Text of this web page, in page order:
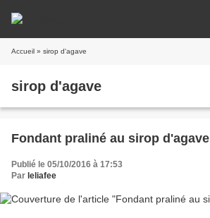
Accueil » sirop d'agave
sirop d'agave
Fondant praliné au sirop d'agave
Publié le 05/10/2016 à 17:53
Par leliafee